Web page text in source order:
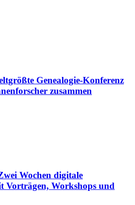
Genealogie-Konferenz
zusammen
Wochen digitale
Vorträgen, Workshops und